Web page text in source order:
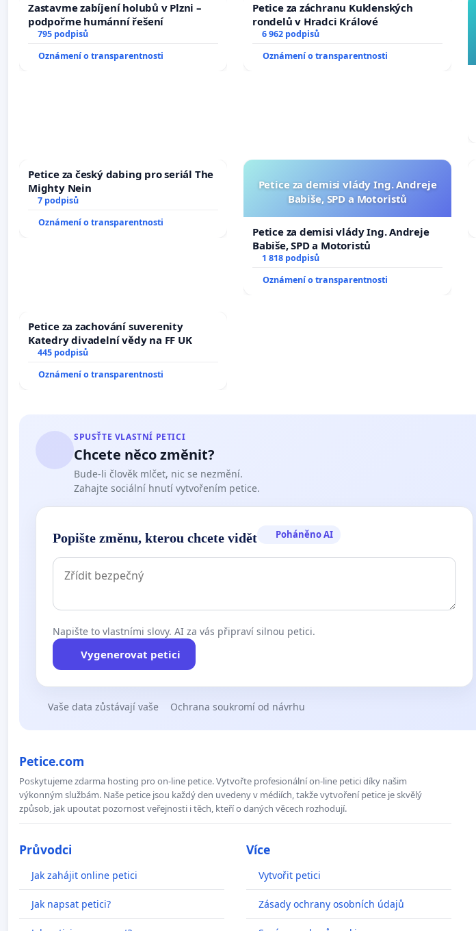
Zastavme zabíjení holubů v Plzni –
podpořme humánní řešení
795 podpisů
Oznámení o transparentnosti
Petice za záchranu Kuklenských
rondelů v Hradci Králové
6 962 podpisů
Oznámení o transparentnosti
Petice za český dabing pro seriál The
Mighty Nein
7 podpisů
Oznámení o transparentnosti
Petice za demisi vlády Ing. Andreje
Babiše, SPD a Motoristů
Petice za demisi vlády Ing. Andreje
Babiše, SPD a Motoristů
1 818 podpisů
Oznámení o transparentnosti
Petice za zachování suverenity
Katedry divadelní vědy na FF UK
445 podpisů
Oznámení o transparentnosti
SPUSŤTE VLASTNÍ PETICI
Chcete něco změnit?
Bude-li člověk mlčet, nic se nezmění.
Zahajte sociální hnutí vytvořením petice.
Popište změnu, kterou chcete vidět Poháněno AI
Napište to vlastními slovy. AI za vás připraví silnou petici.
Vygenerovat petici
Vaše data zůstávají vaše Ochrana soukromí od návrhu
Petice.com
Poskytujeme zdarma hosting pro on-line petice. Vytvořte profesionální on-line petici díky našim
výkonným službám. Naše petice jsou každý den uvedeny v médiích, takže vytvoření petice je skvělý
způsob, jak upoutat pozornost veřejnosti i těch, kteří o daných věcech rozhodují.
Průvodci
Jak zahájit online petici
Jak napsat petici?
Více
Vytvořit petici
Zásady ochrany osobních údajů